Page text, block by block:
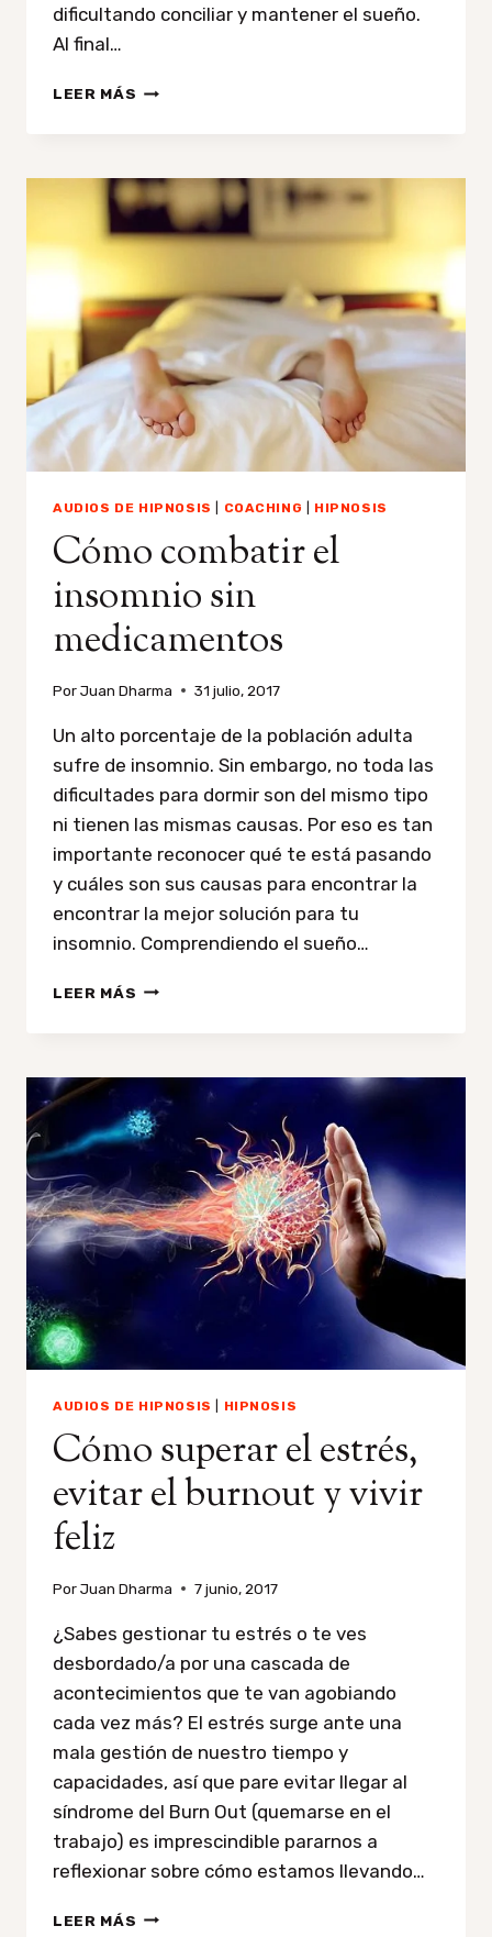
dificultando conciliar y mantener el sueño.
Al final…
LEER MÁS HIPNOSIS
DESPERTAR
FELIZ
AUDIOS DE HIPNOSIS COACHING HIPNOSIS
Cómo combatir el
insomnio sin
medicamentos
PorJuan Dharma 31 julio, 2017
Un alto porcentaje de la población adulta
sufre de insomnio. Sin embargo, no toda las
dificultades para dormir son del mismo tipo
ni tienen las mismas causas. Por eso es tan
importante reconocer qué te está pasando
y cuáles son sus causas para encontrar la
encontrar la mejor solución para tu
insomnio. Comprendiendo el sueño…
LEER MÁS CÓMO
SIN
MEDICAMENTOS
AUDIOS DE HIPNOSIS HIPNOSIS
Cómo superar el estrés,
evitar el burnout y vivir
feliz
PorJuan Dharma 7 junio, 2017
¿Sabes gestionar tu estrés o te ves
desbordado/a por una cascada de
acontecimientos que te van agobiando
cada vez más? El estrés surge ante una
mala gestión de nuestro tiempo y
capacidades, así que pare evitar llegar al
síndrome del Burn Out (quemarse en el
trabajo) es imprescindible pararnos a
reflexionar sobre cómo estamos llevando…
LEER MÁS CÓMO